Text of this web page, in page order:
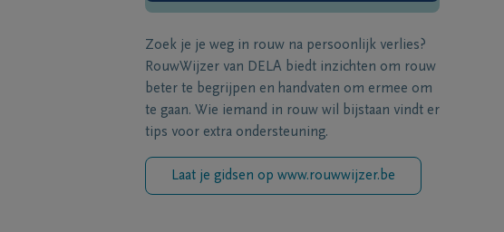
Zoek je je weg in rouw na persoonlijk verlies?
RouwWijzer van DELA biedt inzichten om rouw
beter te begrijpen en handvaten om ermee om
te gaan. Wie iemand in rouw wil bijstaan vindt er
tips voor extra ondersteuning.
Laat je gidsen op www.rouwwijzer.be